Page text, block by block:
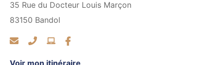
35 Rue du Docteur Louis Marçon
83150 Bandol